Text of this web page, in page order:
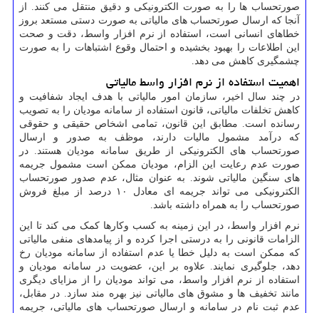
صورتحساب‌ ها را به صورت الکترونیکی و دقیق منتقل می‌ کنند. از
آنجا که ارسال صورتحساب‌ های مالیاتی به صورت دستی مستعد بروز
خطاهای انسانی است، استفاده از نرم ‌افزار واسط، دقت و صحت
این اطلاعات را بهبود بخشیده و احتمال وقوع اشتباهات را به صورت
چشمگیری کاهش می دهد.
اهمیت استفاده از نرم ‌افزار واسط مالیاتی
در چند سال اخیر، سازمان امور مالیاتی با هدف ایجاد شفافیت و
کاهش تخلفات مالیاتی، قانون استفاده از سامانه مودیان را به تصویب
رسانده است. مطابق این قانون، تمامی اشخاص حقیقی و حقوقی
که درآمد مشمول مالیات دارند، موظف به صدور و ارسال
صورتحساب ‌های الکترونیکی از طریق سامانه مودیان هستند. در
صورت عدم رعایت این الزام، مودیان ممکن است مشمول جریمه
‌های سنگین مالیاتی شوند. به عنوان مثال، عدم صدور صورتحساب
الکترونیکی می‌ تواند جریمه‌ ای معادل ۱۰ درصد از مبلغ فروش
صورتحساب را به همراه داشته باشد.
نرم ‌افزار واسط، در این زمینه به کسب ‌وکارها کمک می ‌کند تا این
الزامات قانونی را به درستی اجرا کرده و از پیامدهای منفی مالیاتی
که ممکن است به دلیل خطا یا عدم استفاده از سامانه مودیان رخ
دهد، جلوگیری نمایند. علاوه بر این، عضویت در سامانه مودیان و
استفاده از نرم ‌افزار واسط، می ‌تواند مودیان را از مزایای دیگری
مانند تخفیف‌ ها و مشوق ‌های مالیاتی نیز بهره ‌مند سازد. در مقابل،
عدم ثبت ‌نام در سامانه و ارسال صورتحساب های مالیاتی، جریمه